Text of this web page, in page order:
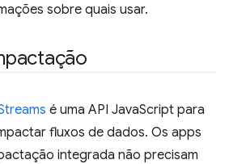
sobre quais usar.
é uma API JavaScript para
fluxos de dados. Os apps
integrada não precisam